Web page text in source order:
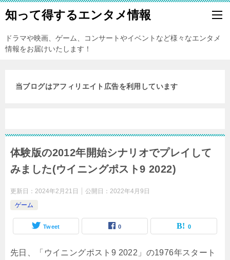
知って得するエンタメ情報
ドラマや映画、ゲーム、コンサートやイベントなど様々なエンタメ
情報をお届けいたします！
当ブログはアフィリエイト広告を利用しています
体験版の2012年開始シナリオでプレイして
みました(ウイニングポスト9 2022)
更新日： 2024年2月21日 公開日： 2022年4月9日
ゲーム
Tweet 0 0
先日、「ウイニングポスト9 2022」の1976年スタート